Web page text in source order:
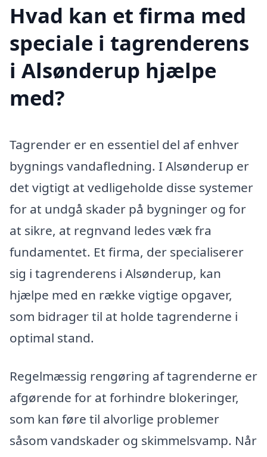
Hvad kan et firma med
speciale i tagrenderens
i Alsønderup hjælpe
med?
Tagrender er en essentiel del af enhver
bygnings vandafledning. I Alsønderup er
det vigtigt at vedligeholde disse systemer
for at undgå skader på bygninger og for
at sikre, at regnvand ledes væk fra
fundamentet. Et firma, der specialiserer
sig i tagrenderens i Alsønderup, kan
hjælpe med en række vigtige opgaver,
som bidrager til at holde tagrenderne i
optimal stand.
Regelmæssig rengøring af tagrenderne er
afgørende for at forhindre blokeringer,
som kan føre til alvorlige problemer
såsom vandskader og skimmelsvamp. Når